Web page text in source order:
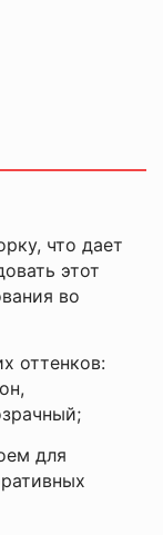
что дает
этот
во
оттенков:
;
для